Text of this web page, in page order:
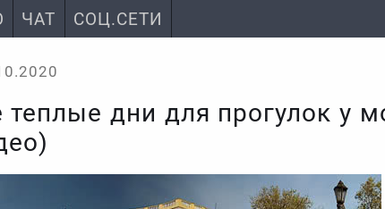
ЧАТ СОЦ.СЕТИ
дни для прогулок у